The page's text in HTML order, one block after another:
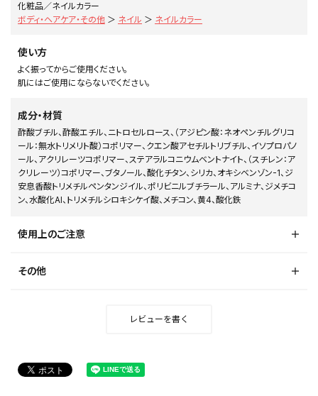
化粧品／ネイルカラー
ボディ・ヘアケア・その他 ＞ ネイル ＞ ネイルカラー
使い方
よく振ってからご使用ください。
肌にはご使用にならないでください。
成分・材質
酢酸ブチル、酢酸エチル、ニトロセルロース、（アジピン酸：ネオペンチルグリコ
ール：無水トリメリト酸）コポリマー、クエン酸アセチルトリブチル、イソプロパノ
ール、アクリレーツコポリマー、ステアラルコニウムベントナイト、（スチレン：ア
クリレーツ）コポリマー、ブタノール、酸化チタン、シリカ、オキシベンゾン-1、ジ
安息香酸トリメチルペンタンジイル、ポリビニルブチラール、アルミナ、ジメチコ
ン、水酸化Al、トリメチルシロキシケイ酸、メチコン、黄4、酸化鉄
使用上のご注意
その他
レビューを書く